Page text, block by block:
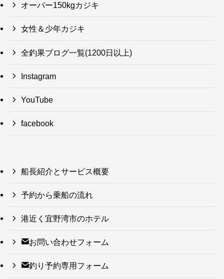
オーバー150kgカジキ
女性＆少年カジキ
全釣果ブログ一覧(1200日以上)
Instagram
YouTube
facebook
船長紹介とサービス概要
予約から乗船の流れ
港近く宜野湾市のホテル
お問い合わせフォーム
釣り予約専用フォーム